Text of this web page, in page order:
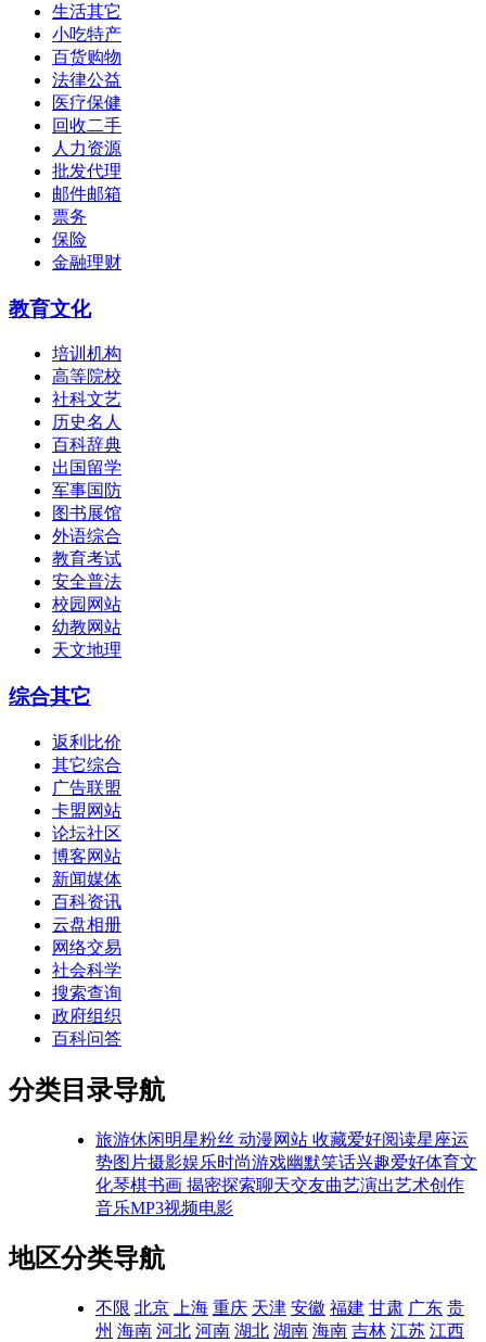
生活其它
小吃特产
百货购物
法律公益
医疗保健
回收二手
人力资源
批发代理
邮件邮箱
票务
保险
金融理财
教育文化
培训机构
高等院校
社科文艺
历史名人
百科辞典
出国留学
军事国防
图书展馆
外语综合
教育考试
安全普法
校园网站
幼教网站
天文地理
综合其它
返利比价
其它综合
广告联盟
卡盟网站
论坛社区
博客网站
新闻媒体
百科资讯
云盘相册
网络交易
社会科学
搜索查询
政府组织
百科问答
分类目录导航
旅游休闲明星粉丝 动漫网站 收藏爱好阅读星座运
势图片摄影娱乐时尚游戏幽默笑话兴趣爱好体育文
化琴棋书画 揭密探索聊天交友曲艺演出艺术创作
音乐MP3视频电影
地区分类导航
不限 北京 上海 重庆 天津 安徽 福建 甘肃 广东 贵
州 海南 河北 河南 湖北 湖南 海南 吉林 江苏 江西